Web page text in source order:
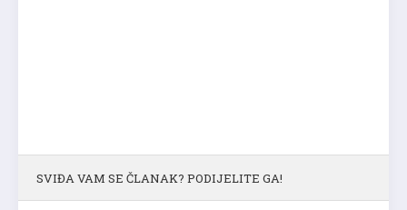
SVIĐA VAM SE ČLANAK? PODIJELITE GA!